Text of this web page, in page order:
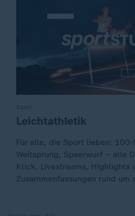
:Leichtathletik
Für alle, die Sport lieben: 100-
Weitsprung, Speerwurf – alle
Klick. Livestreams, Highlights
Zusammenfassungen rund um